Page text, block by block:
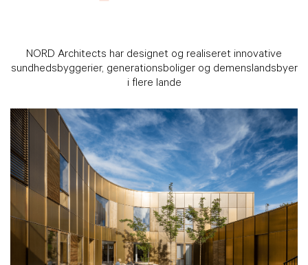
NORD Architects har designet og realiseret innovative
sundhedsbyggerier, generationsboliger og demenslandsbyer
i flere lande